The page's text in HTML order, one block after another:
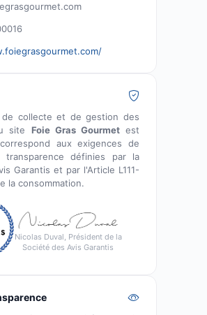
de collecte et de gestion des
site Foie Gras Gourmetest
aux exigences de
définies par la
Garantis et par l'Article L111-
la consommation.
Nicolas Duval, Président de la
Société des Avis Garantis